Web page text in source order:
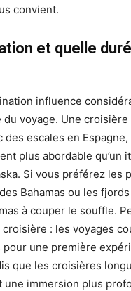
convient.
et quelle
influence
du voyage. Une croisière
des escales en
plus abordable qu’un
Si vous préférez les
Bahamas ou les
à couper le souffle.
: les voyages
une première
que les croisières
immersion plus